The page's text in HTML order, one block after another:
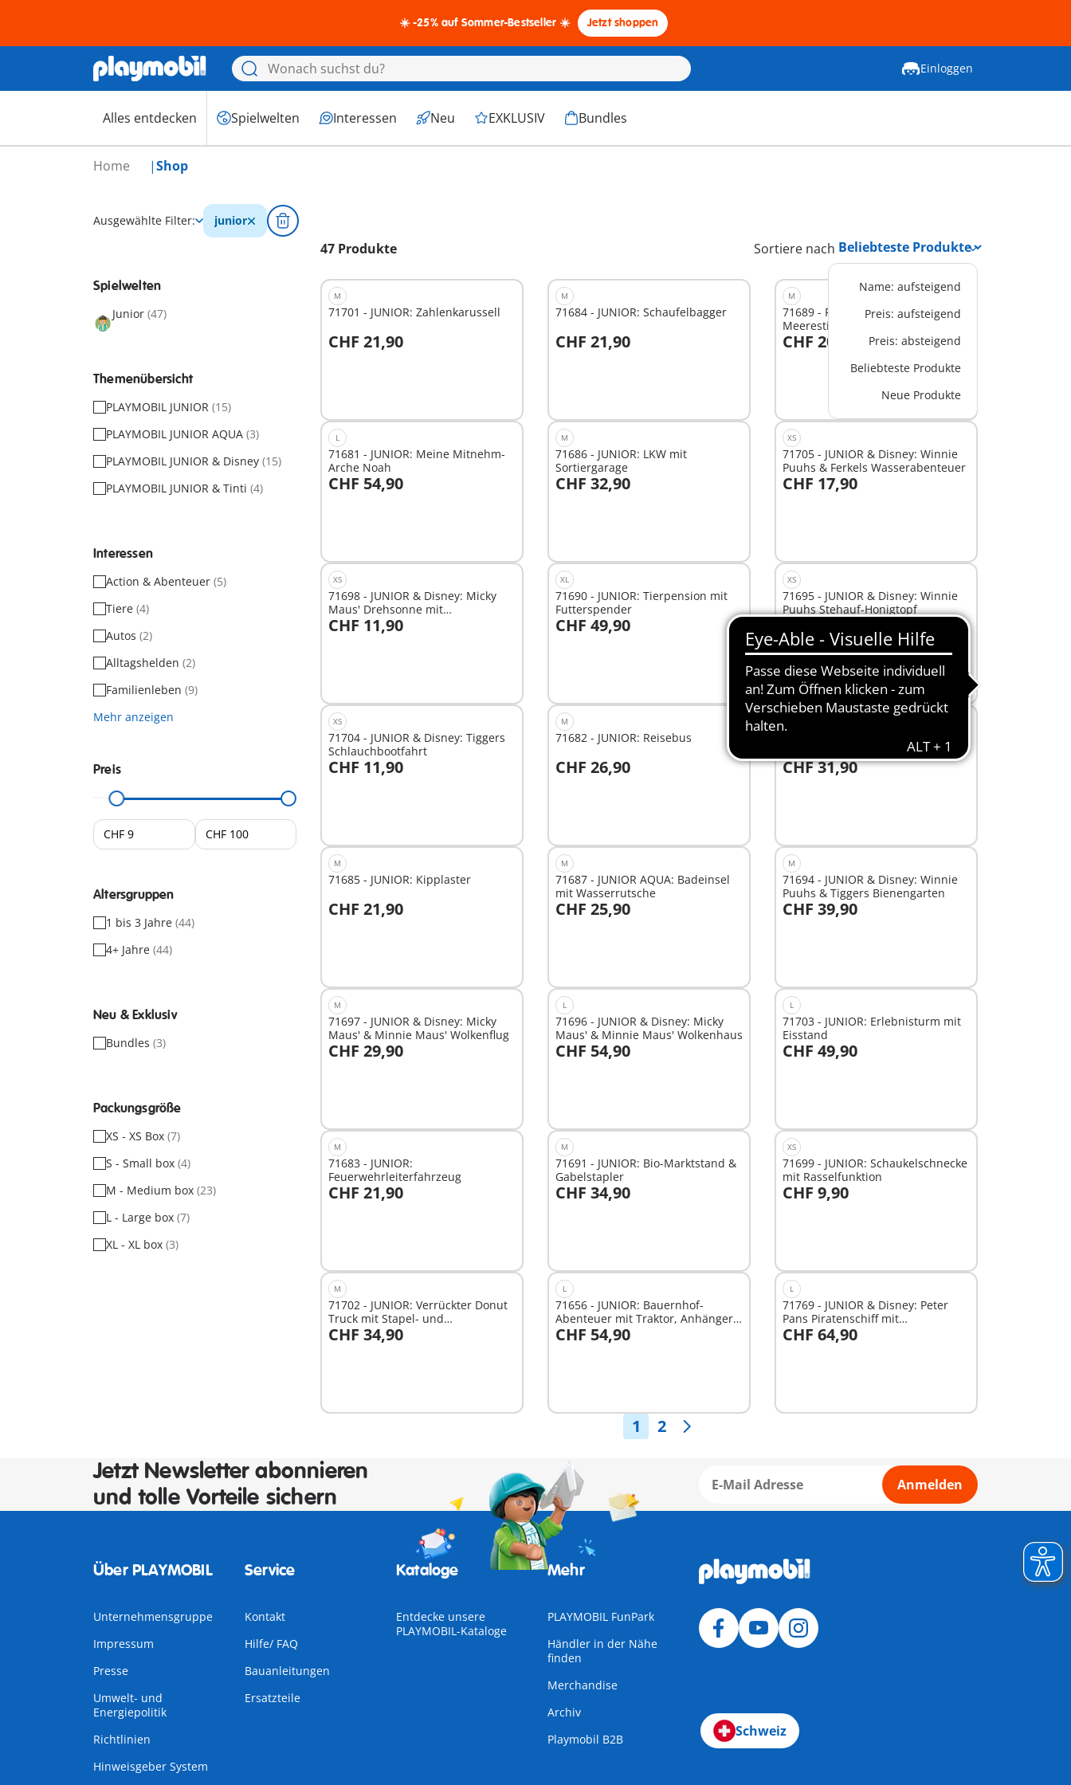
☀️ -25% auf Sommer-Bestseller ☀️ Jetzt shoppen
Einloggen
Alles entdecken Spielwelten Interessen Neu EXKLUSIV Bundles
Home Shop
Ausgewählte Filter: junior
47 Produkte Sortiere nach
Name: aufsteigend
Preis: aufsteigend
Preis: absteigend
Beliebteste Produkte
Neue Produkte
Spielwelten
Junior (47)
Themenübersicht
PLAYMOBIL JUNIOR (15)
PLAYMOBIL JUNIOR AQUA (3)
PLAYMOBIL JUNIOR & Disney (15)
PLAYMOBIL JUNIOR & Tinti (4)
Interessen
Action & Abenteuer (5)
Tiere (4)
Autos (2)
Alltagshelden (2)
Familienleben (9)
Mehr anzeigen
Preis
Altersgruppen
1 bis 3 Jahre (44)
4+ Jahre (44)
Neu & Exklusiv
Bundles (3)
Packungsgröße
XS - XS Box (7)
S - Small box (4)
M - Medium box (23)
L - Large box (7)
XL - XL box (3)
M
71701 - JUNIOR: Zahlenkarussell
CHF 21,90
In den Warenkorb
M
71684 - JUNIOR: Schaufelbagger
CHF 21,90
In den Warenkorb
M
71689 - Fangspaß mit
Meerestierchen
CHF 20,90
In den Warenkorb
L
71681 - JUNIOR: Meine Mitnehm-
Arche Noah
CHF 54,90
In den Warenkorb
M
71686 - JUNIOR: LKW mit
Sortiergarage
CHF 32,90
In den Warenkorb
XS
71705 - JUNIOR & Disney: Winnie
Puuhs & Ferkels Wasserabenteuer
CHF 17,90
In den Warenkorb
XS
71698 - JUNIOR & Disney: Micky
Maus' Drehsonne mit
Rasselfunktion
CHF 11,90
In den Warenkorb
XL
71690 - JUNIOR: Tierpension mit
Futterspender
CHF 49,90
In den Warenkorb
XS
71695 - JUNIOR & Disney: Winnie
Puuhs Stehauf-Honigtopf
In den Warenkorb
XS
71704 - JUNIOR & Disney: Tiggers
Schlauchbootfahrt
CHF 11,90
In den Warenkorb
M
71682 - JUNIOR: Reisebus
CHF 26,90
In den Warenkorb
CHF 31,90
In den Warenkorb
M
71685 - JUNIOR: Kipplaster
CHF 21,90
In den Warenkorb
M
71687 - JUNIOR AQUA: Badeinsel
mit Wasserrutsche
CHF 25,90
In den Warenkorb
M
71694 - JUNIOR & Disney: Winnie
Puuhs & Tiggers Bienengarten
CHF 39,90
In den Warenkorb
M
71697 - JUNIOR & Disney: Micky
Maus' & Minnie Maus' Wolkenflug
CHF 29,90
In den Warenkorb
L
71696 - JUNIOR & Disney: Micky
Maus' & Minnie Maus' Wolkenhaus
CHF 54,90
In den Warenkorb
L
71703 - JUNIOR: Erlebnisturm mit
Eisstand
CHF 49,90
In den Warenkorb
M
71683 - JUNIOR:
Feuerwehrleiterfahrzeug
CHF 21,90
In den Warenkorb
M
71691 - JUNIOR: Bio-Marktstand &
Gabelstapler
CHF 34,90
In den Warenkorb
XS
71699 - JUNIOR: Schaukelschnecke
mit Rasselfunktion
CHF 9,90
In den Warenkorb
M
71702 - JUNIOR: Verrückter Donut
Truck mit Stapel- und
Sortierfunktion
CHF 34,90
In den Warenkorb
L
71656 - JUNIOR: Bauernhof-
Abenteuer mit Traktor, Anhänger
und tierischen
CHF 54,90
In den Warenkorb
L
71769 - JUNIOR & Disney: Peter
Pans Piratenschiff mit
Wasserspritzspaß
CHF 64,90
In den Warenkorb
1 2
Jetzt Newsletter abonnieren
und tolle Vorteile sichern
Anmelden
Über PLAYMOBIL
Unternehmensgruppe
Impressum
Presse
Umwelt- und
Energiepolitik
Richtlinien
Hinweisgeber System
Service
Kontakt
Hilfe/ FAQ
Bauanleitungen
Ersatzteile
Kataloge
Entdecke unsere
PLAYMOBIL-Kataloge
Mehr
PLAYMOBIL FunPark
Händler in der Nähe
finden
Merchandise
Archiv
Playmobil B2B
Schweiz